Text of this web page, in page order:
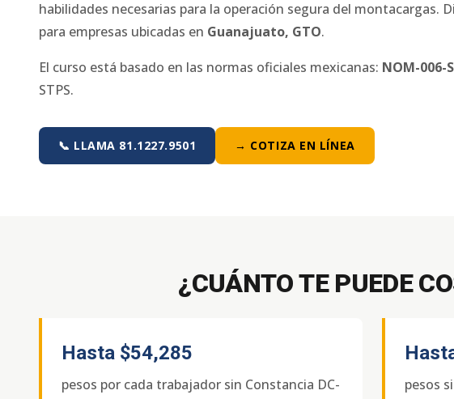
habilidades necesarias para la operación segura del montacargas.
para empresas ubicadas en Guanajuato, GTO.
El curso está basado en las normas oficiales mexicanas: NOM-006-
STPS.
📞 LLAMA 81.1227.9501 → COTIZA EN LÍNEA
¿CUÁNTO TE PUEDE
Hasta $54,285
pesos por cada trabajador sin Constancia DC-
pesos